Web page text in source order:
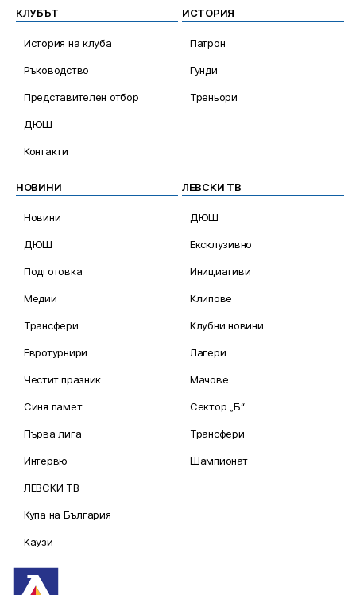
КЛУБЪТ
История на клуба
Ръководство
Представителен отбор
ДЮШ
Контакти
ИСТОРИЯ
Патрон
Гунди
Треньори
НОВИНИ
Новини
ДЮШ
Подготовка
Медии
Трансфери
Евротурнири
Честит празник
Синя памет
Първа лига
Интервю
ЛЕВСКИ ТВ
Купа на България
Каузи
ЛЕВСКИ ТВ
ДЮШ
Ексклузивно
Инициативи
Клипове
Клубни новини
Лагери
Мачове
Сектор „Б“
Трансфери
Шампионат